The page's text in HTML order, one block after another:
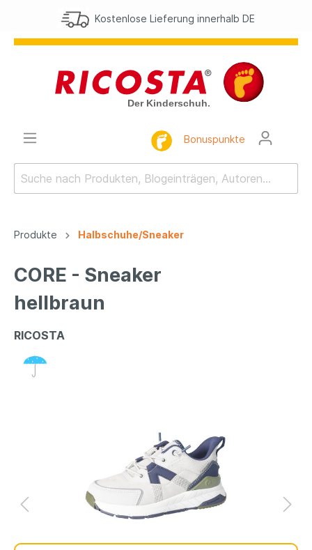
Kostenlose Lieferung innerhalb DE
Bonuspunkte
Produkte Halbschuhe/Sneaker
CORE - Sneaker
hellbraun
RICOSTA